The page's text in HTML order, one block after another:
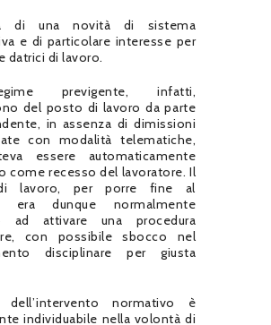
di una novità di sistema
e di particolare interesse per
datrici di lavoro.
previgente, infatti,
del posto di lavoro da parte
in assenza di dimissioni
con modalità telematiche,
essere automaticamente
come recesso del lavoratore. Il
lavoro, per porre fine al
era dunque normalmente
ad attivare una procedura
con possibile sbocco nel
disciplinare per giusta
dell’intervento normativo è
individuabile nella volontà di